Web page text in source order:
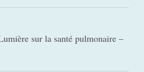
sur la santé pulmonaire –